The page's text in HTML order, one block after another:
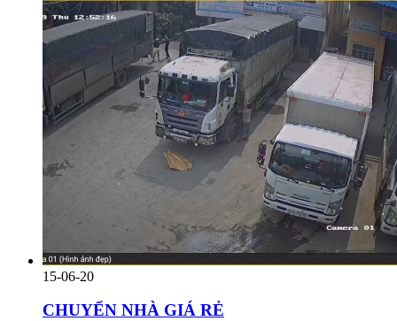
15-06-20
CHUYỂN NHÀ GIÁ RẺ